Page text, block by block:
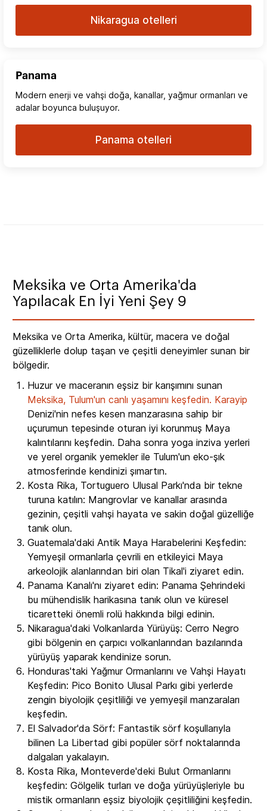
Nikaragua otelleri
Panama
Modern enerji ve vahşi doğa, kanallar, yağmur ormanları ve
adalar boyunca buluşuyor.
Panama otelleri
Meksika ve Orta Amerika'da
Yapılacak En İyi Yeni Şey 9
Meksika ve Orta Amerika, kültür, macera ve doğal
güzelliklerle dolup taşan ve çeşitli deneyimler sunan bir
bölgedir.
Huzur ve maceranın eşsiz bir karışımını sunan
Meksika, Tulum'un canlı yaşamını keşfedin. Karayip
Denizi'nin nefes kesen manzarasına sahip bir
uçurumun tepesinde oturan iyi korunmuş Maya
kalıntılarını keşfedin. Daha sonra yoga inziva yerleri
ve yerel organik yemekler ile Tulum'un eko-şık
atmosferinde kendinizi şımartın.
Kosta Rika, Tortuguero Ulusal Parkı'nda bir tekne
turuna katılın: Mangrovlar ve kanallar arasında
gezinin, çeşitli vahşi hayata ve sakin doğal güzelliğe
tanık olun.
Guatemala'daki Antik Maya Harabelerini Keşfedin:
Yemyeşil ormanlarla çevrili en etkileyici Maya
arkeolojik alanlarından biri olan Tikal'i ziyaret edin.
Panama Kanalı'nı ziyaret edin: Panama Şehrindeki
bu mühendislik harikasına tanık olun ve küresel
ticaretteki önemli rolü hakkında bilgi edinin.
Nikaragua'daki Volkanlarda Yürüyüş: Cerro Negro
gibi bölgenin en çarpıcı volkanlarından bazılarında
yürüyüş yaparak kendinize sorun.
Honduras'taki Yağmur Ormanlarını ve Vahşi Hayatı
Keşfedin: Pico Bonito Ulusal Parkı gibi yerlerde
zengin biyolojik çeşitliliği ve yemyeşil manzaraları
keşfedin.
El Salvador'da Sörf: Fantastik sörf koşullarıyla
bilinen La Libertad gibi popüler sörf noktalarında
dalgaları yakalayın.
Kosta Rika, Monteverde'deki Bulut Ormanlarını
keşfedin: Gölgelik turları ve doğa yürüyüşleriyle bu
mistik ormanların eşsiz biyolojik çeşitliliğini keşfedin.